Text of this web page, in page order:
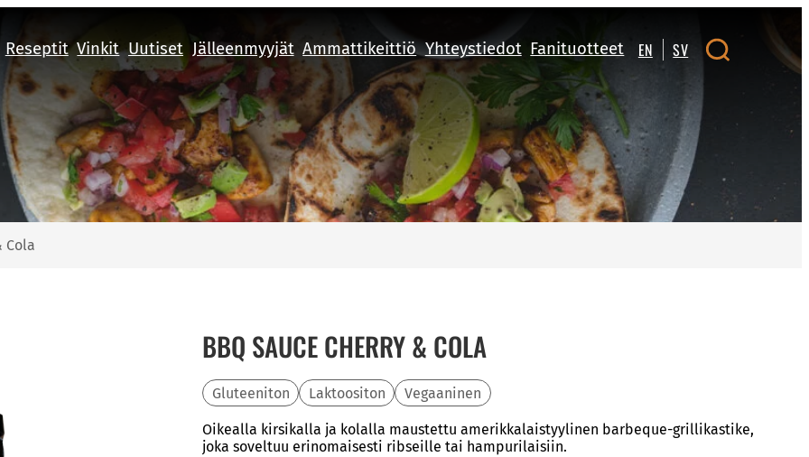
Reseptit Vinkit Uutiset Jälleenmyyjät Ammattikeittiö Yhteystiedot Fanituotteet EN SV
Cola
BBQ SAUCE CHERRY & COLA
Gluteeniton Laktoositon Vegaaninen
Oikealla kirsikalla ja kolalla maustettu amerikkalaistyylinen barbeque-grillikastike,
joka soveltuu erinomaisesti ribseille tai hampurilaisiin.